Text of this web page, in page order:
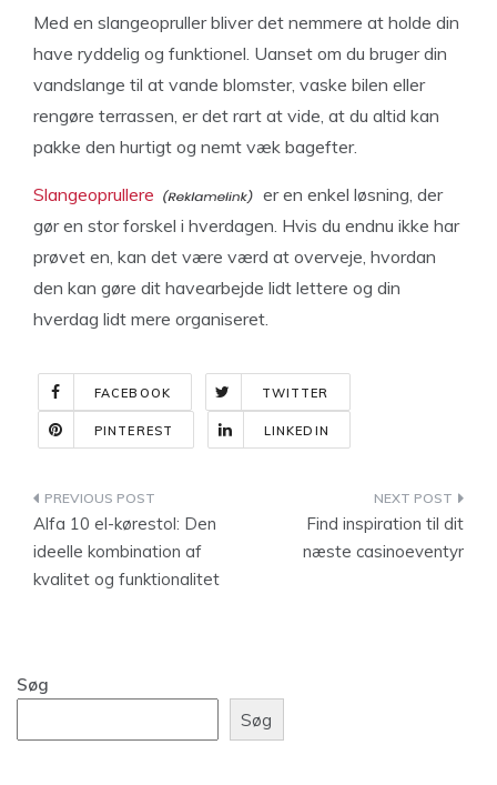
Med en slangeopruller bliver det nemmere at holde din
have ryddelig og funktionel. Uanset om du bruger din
vandslange til at vande blomster, vaske bilen eller
rengøre terrassen, er det rart at vide, at du altid kan
pakke den hurtigt og nemt væk bagefter.
Slangeoprullere
er en enkel løsning, der
gør en stor forskel i hverdagen. Hvis du endnu ikke har
prøvet en, kan det være værd at overveje, hvordan
den kan gøre dit havearbejde lidt lettere og din
hverdag lidt mere organiseret.
FACEBOOK TWITTER
PINTEREST LINKEDIN
Indlægsnavigation
Alfa 10 el-kørestol: Den
ideelle kombination af
kvalitet og funktionalitet
Find inspiration til dit
næste casinoeventyr
Søg
Søg